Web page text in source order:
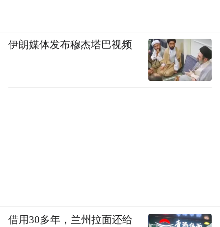
伊朗媒体发布穆杰塔巴视频
借用30多年，兰州拉面还给